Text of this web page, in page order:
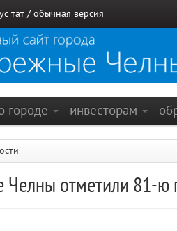
тат / обычная версия
городе инвесторам
Челны отметили 81-